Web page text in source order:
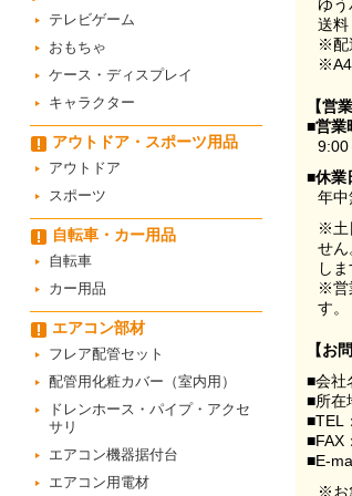
テレビゲーム
おもちゃ
ケース・ディスプレイ
キャラクター
アウトドア・スポーツ用品
アウトドア
スポーツ
自転車・カー用品
自転車
カー用品
エアコン部材
フレア配管セット
配管用化粧カバー（室内用）
ドレンホース・パイプ・アクセ
サリ
エアコン機器据付台
エアコン用電材
ゆう
送料
※配
※A4
【営
■営業
9:00
■休業
年中
※土
せん
しま
※営
す。
【お
■会社
■所在
■TEL：
■FAX：
■E-
※お